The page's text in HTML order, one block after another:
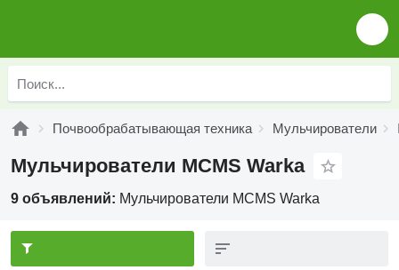
Почвообрабатывающая техника Мульчирователи
Мульчирователи MCMS Warka
9 объявлений: Мульчирователи MCMS Warka